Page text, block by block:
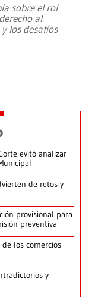
sobre el rol
al
los desafíos
evitó analizar
de retos y
provisional para
preventiva
los comercios
y